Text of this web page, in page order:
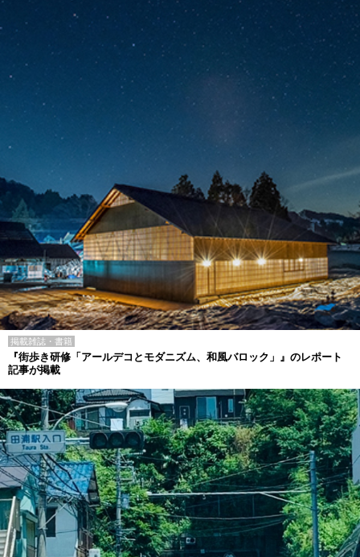
掲載雑誌・書籍
『街歩き研修「アールデコとモダニズム、和風バロック」』のレポート
記事が掲載